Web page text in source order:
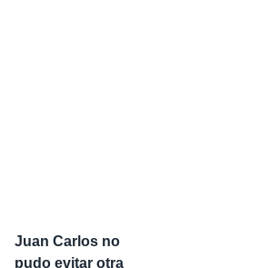
Juan Carlos no
pudo evitar otra